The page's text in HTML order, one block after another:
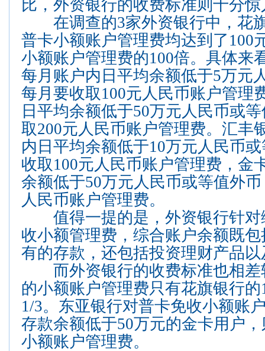
比，外资银行的收费标准则十分惊
在调查的3家外资银行中，花
普卡小额账户管理费均达到了100
小额账户管理费的100倍。具体来
每月账户内日平均余额低于5万元
每月要收取100元人民币账户管理
日平均余额低于50万元人民币或
取200元人民币账户管理费。汇丰
内日平均余额低于10万元人民币
收取100元人民币账户管理费，金
余额低于50万元人民币或等值外
人民币账户管理费。
值得一提的是，外资银行针对
收小额管理费，综合账户余额既
有的存款，还包括投资理财产品
而外资银行的收费标准也相差
的小额账户管理费只有花旗银行
1/3。东亚银行对普卡免收小额账
存款余额低于50万元的金卡用户
小额账户管理费。